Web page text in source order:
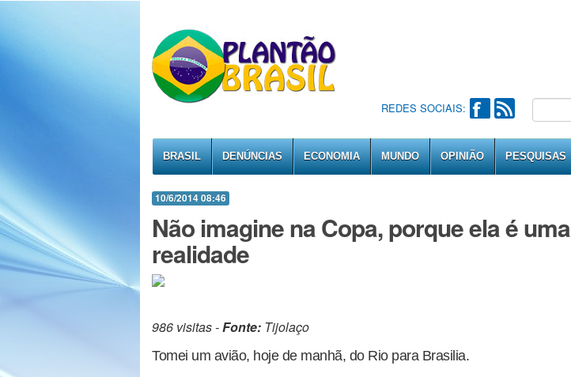
REDES SOCIAIS:
BRASIL DENÚNCIAS ECONOMIA MUNDO OPINIÃO PESQUISAS
10/6/2014 08:46
Não imagine na Copa, porque ela é uma
realidade
986 visitas -Fonte: Tijolaço
Tomei um avião, hoje de manhã, do Rio para Brasilia.